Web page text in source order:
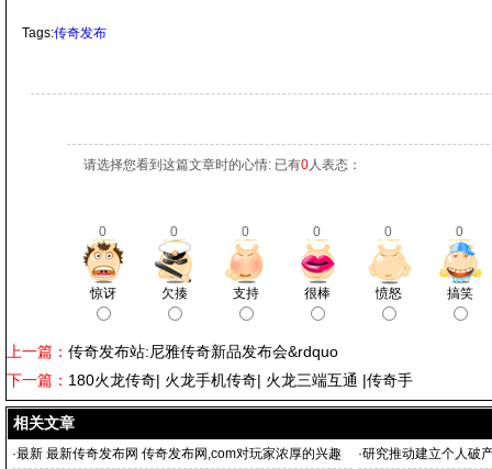
Tags:传奇发布
请选择您看到这篇文章时的心情: 已有0人表态：
0 0 0 0 0 0
惊讶 欠揍 支持 很棒 愤怒 搞笑
上一篇： 传奇发布站:尼雅传奇新品发布会&rdquo
下一篇： 180火龙传奇| 火龙手机传奇| 火龙三端互通 |传奇手
相关文章
·最新 最新传奇发布网 传奇发布网,com对玩家浓厚的兴趣
·研究推动建立个人破